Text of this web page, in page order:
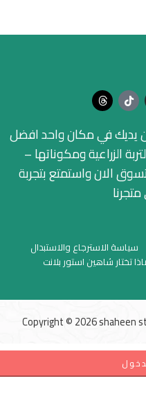
يديك في مكان واحد افضل
الزراعية ومكوناتها –
الان واستمتع بتجربة
سياسة الاسترجاع والاستبدال
تختار شاهين استور بلانت
Copyright © 2026 shaheen